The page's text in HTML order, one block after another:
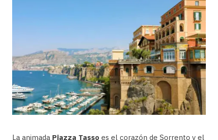
La animada Piazza Tasso es el corazón de Sorrento y el